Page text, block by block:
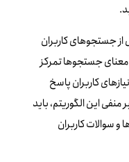
از جستجوهای کاربران
جستجوها تمرکز
کاربران پاسخ
این الگوریتم، باید
و سوالات کاربران